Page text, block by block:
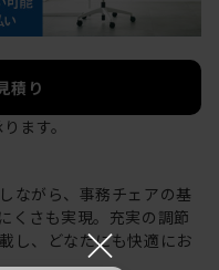
積り
ます。
ながら、事務チェアの基
くさも実現。充実の調節
し、どなたにも快適にお
×